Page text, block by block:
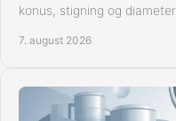
konus, stigning og
7. august 2026